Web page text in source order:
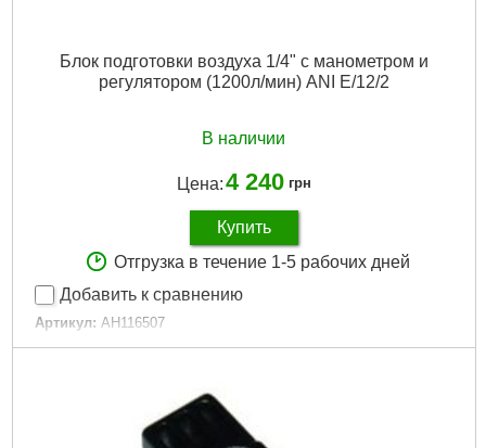
Блок подготовки воздуха 1/4" с манометром и
регулятором (1200л/мин) ANI E/12/2
В наличии
Цена:4 240 грн
Купить
Отгрузка в течение 1-5 рабочих дней
Добавить к сравнению
Артикул: AH116507
Код товара: 23.19.18
Подробнее...